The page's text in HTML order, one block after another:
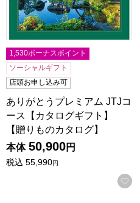
1,530ボーナスポイント
ソーシャルギフト
店頭お申し込み可
ありがとうプレミアム JTJコ
ース【カタログギフト】
【贈りものカタログ】
本体 50,900円
税込 55,990円